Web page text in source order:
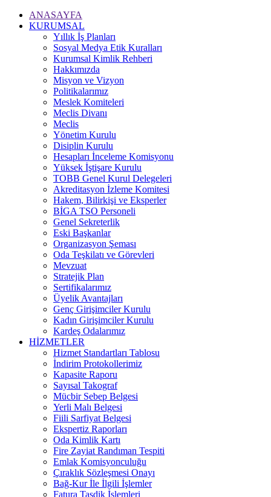
ANASAYFA
KURUMSAL
Yıllık İş Planları
Sosyal Medya Etik Kuralları
Kurumsal Kimlik Rehberi
Hakkımızda
Misyon ve Vizyon
Politikalarımız
Meslek Komiteleri
Meclis Divanı
Meclis
Yönetim Kurulu
Disiplin Kurulu
Hesapları İnceleme Komisyonu
Yüksek İştişare Kurulu
TOBB Genel Kurul Delegeleri
Akreditasyon İzleme Komitesi
Hakem, Bilirkişi ve Eksperler
BİGA TSO Personeli
Genel Sekreterlik
Eski Başkanlar
Organizasyon Şeması
Oda Teşkilatı ve Görevleri
Mevzuat
Stratejik Plan
Sertifikalarımız
Üyelik Avantajları
Genç Girişimciler Kurulu
Kadın Girişimciler Kurulu
Kardeş Odalarımız
HİZMETLER
Hizmet Standartları Tablosu
İndirim Protokollerimiz
Kapasite Raporu
Sayısal Takograf
Mücbir Sebep Belgesi
Yerli Malı Belgesi
Fiili Sarfiyat Belgesi
Ekspertiz Raporları
Oda Kimlik Kartı
Fire Zayiat Randıman Tespiti
Emlak Komisyonculuğu
Çıraklık Sözleşmesi Onayı
Bağ-Kur İle İlgili İşlemler
Fatura Tasdik İşlemleri